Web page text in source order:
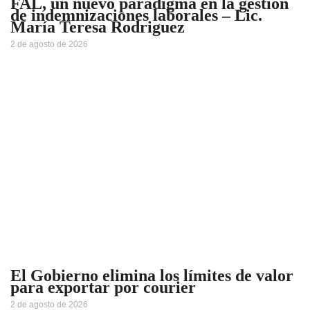
de indemnizaciones laborales – Lic.
María Teresa Rodriguez
2 de agosto de 2026
El Gobierno elimina los límites de valor
para exportar por courier
2 de agosto de 2026